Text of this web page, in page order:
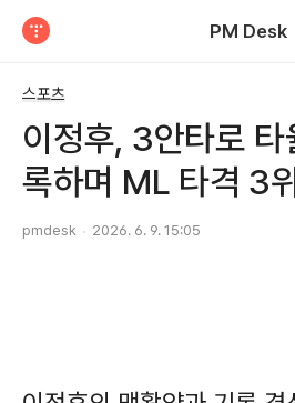
PM Desk
스포츠
이정후, 3안타로
록하며 ML 타격 3
pmdesk 2026. 6. 9. 15:05